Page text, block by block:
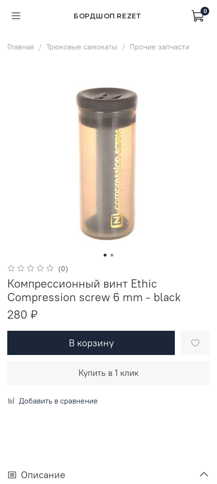
БОРДШОП REZET
0
Главная Трюковые самокаты Прочие запчасти
(0)
Компрессионный винт Ethic
Compression screw 6 mm - black
280 ₽
В корзину
Купить в 1 клик
Добавить в сравнение
Описание